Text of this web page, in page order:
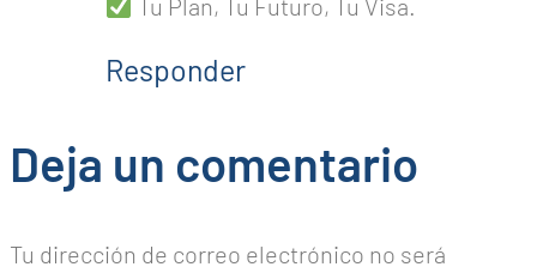
Tu Plan, Tu Futuro, Tu Visa.
Responder
Deja un comentario
Tu dirección de correo electrónico no será